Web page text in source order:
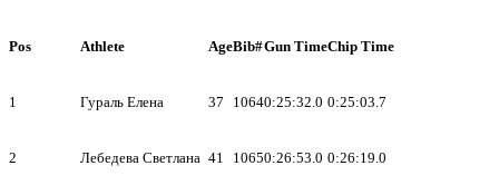
Pos Athlete AgeBib#Gun TimeChip Time
1 Гураль Елена 37 10640:25:32.0 0:25:03.7
2 Лебедева Светлана 41 10650:26:53.0 0:26:19.0